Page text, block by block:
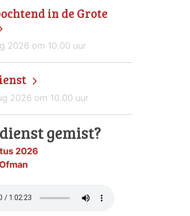
in de Grote
2026 om 10.00 uur
2026 om 10.00 uur
gemist?
2026